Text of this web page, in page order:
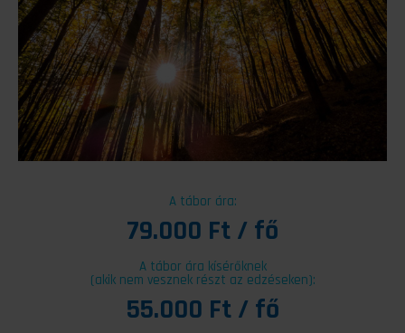
A tábor ára:
79.000 Ft / fő
A tábor ára kísérőknek
(akik nem vesznek részt az edzéseken):